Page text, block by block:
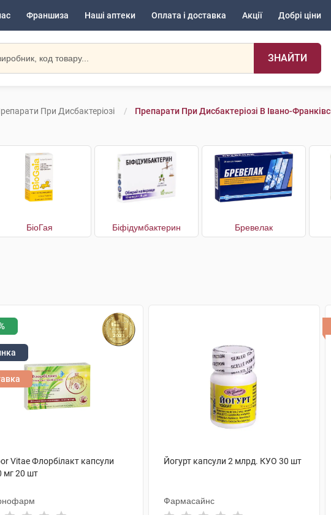
Франшиза Наші аптеки Оплата і доставка Акції Добрі ціни
ЗНАЙТИ
При Дисбактеріозі Препарати При Дисбактеріозі В Івано-
БіоГая Біфідумбактерин Бревелак
Vitae Флорбілакт капсули
мг 20 шт
Йогурт капсули 2 млрд. КУО 30 шт
Фармасайнс